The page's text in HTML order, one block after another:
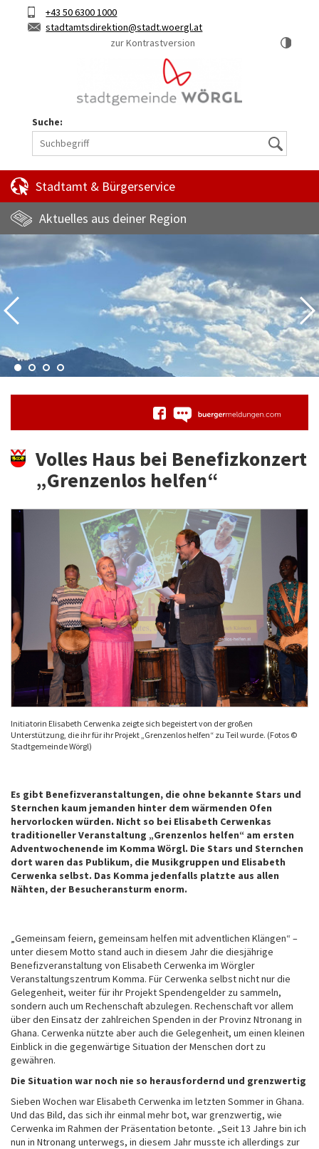
Hauptinhalt
KurztasteTelefon+43 50 6300 1000
E-
stadtamtsdirektion
stadt.woergl.at
zur Kontrastversion
Suche:
Suche
Stadtamt & Bürgerservice
Aktuelles aus deiner Region
Volles Haus bei Benefizkonzert
„Grenzenlos helfen“
Initiatorin Elisabeth Cerwenka zeigte sich begeistert von der großen
Unterstützung, die ihr für ihr Projekt „Grenzenlos helfen“ zu Teil wurde. (Fotos ©
Stadtgemeinde Wörgl)
Es gibt Benefizveranstaltungen, die ohne bekannte Stars und
Sternchen kaum jemanden hinter dem wärmenden Ofen
hervorlocken würden. Nicht so bei Elisabeth Cerwenkas
traditioneller Veranstaltung „Grenzenlos helfen“ am ersten
Adventwochenende im Komma Wörgl. Die Stars und Sternchen
dort waren das Publikum, die Musikgruppen und Elisabeth
Cerwenka selbst. Das Komma jedenfalls platzte aus allen
Nähten, der Besucheransturm enorm.
„Gemeinsam feiern, gemeinsam helfen mit adventlichen Klängen“ –
unter diesem Motto stand auch in diesem Jahr die diesjährige
Benefizveranstaltung von Elisabeth Cerwenka im Wörgler
Veranstaltungszentrum Komma. Für Cerwenka selbst nicht nur die
Gelegenheit, weiter für ihr Projekt Spendengelder zu sammeln,
sondern auch um Rechenschaft abzulegen. Rechenschaft vor allem
über den Einsatz der zahlreichen Spenden in der Provinz Ntronang in
Ghana. Cerwenka nützte aber auch die Gelegenheit, um einen kleinen
Einblick in die gegenwärtige Situation der Menschen dort zu
gewähren.
Die Situation war noch nie so herausfordernd und grenzwertig
Sieben Wochen war Elisabeth Cerwenka im letzten Sommer in Ghana.
Und das Bild, das sich ihr einmal mehr bot, war grenzwertig, wie
Cerwenka im Rahmen der Präsentation betonte. „Seit 13 Jahre bin ich
nun in Ntronang unterwegs, in diesem Jahr musste ich allerdings zur